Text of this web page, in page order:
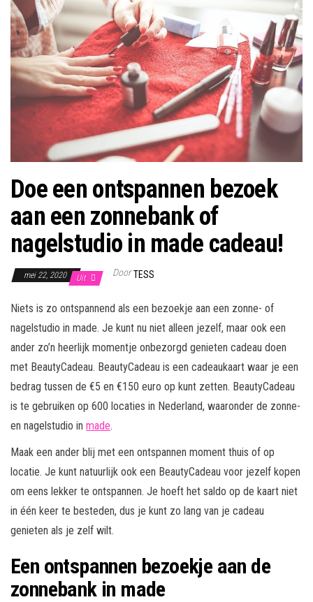
Doe een ontspannen bezoek
aan een zonnebank of
nagelstudio in made cadeau!
mei 22, 2020 Uit Door TESS
Niets is zo ontspannend als een bezoekje aan een zonne- of
nagelstudio in made. Je kunt nu niet alleen jezelf, maar ook een
ander zo’n heerlijk momentje onbezorgd genieten cadeau doen
met BeautyCadeau. BeautyCadeau is een cadeaukaart waar je een
bedrag tussen de €5 en €150 euro op kunt zetten. BeautyCadeau
is te gebruiken op 600 locaties in Nederland, waaronder de zonne-
en nagelstudio in made.
Maak een ander blij met een ontspannen moment thuis of op
locatie. Je kunt natuurlijk ook een BeautyCadeau voor jezelf kopen
om eens lekker te ontspannen. Je hoeft het saldo op de kaart niet
in één keer te besteden, dus je kunt zo lang van je cadeau
genieten als je zelf wilt.
Een ontspannen bezoekje aan de
zonnebank in made